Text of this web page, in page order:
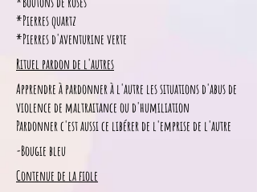
*Pierres quartz
*Pierres d'aventurine verte
Rituel pardon de l'autres
Apprendre à pardonner à l'autre les situations d'abus de
violence de maltraitance ou d'humiliation
Pardonner c'est aussi ce libérer de l'emprise de l'autre
-Bougie bleu
Contenue de la fiole